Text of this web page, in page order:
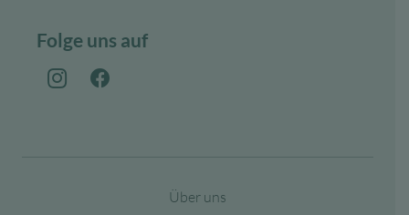
Folge uns auf
Über uns